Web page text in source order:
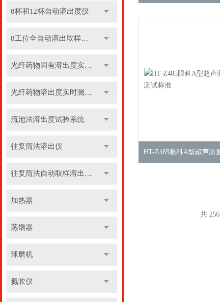
8杯和12杯自动溶出度仪
8工位全自动溶出取样收集系统
光纤药物固有溶出度实时测定仪
光纤药物溶出度实时测定仪
流池法溶出度试验系统
往复筒法溶出仪
往复筒法自动取样溶出系统
加热器
蒸馏器
球磨机
氮吹仪
共